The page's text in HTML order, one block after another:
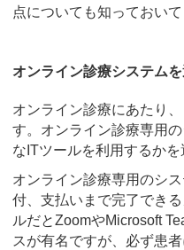
点についても知っておいて
オンライン診療システム
オンライン診療にあたり
す。オンライン診療専用
なITツールを利用するかを
オンライン診療専用のシ
付、支払いまで完了でき
ルだとZoomやMicrosoft
スが有名ですが、必ず患